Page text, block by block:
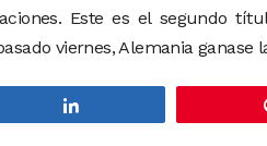
Este es el segundo
viernes, Alemania ganase